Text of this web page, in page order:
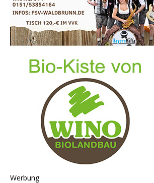
Werbung